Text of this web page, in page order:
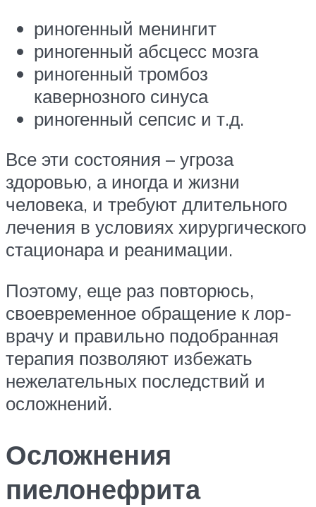
риногенный менингит
риногенный абсцесс мозга
риногенный тромбоз
кавернозного синуса
риногенный сепсис и т.д.
Все эти состояния – угроза
здоровью, а иногда и жизни
человека, и требуют длительного
лечения в условиях хирургического
стационара и реанимации.
Поэтому, еще раз повторюсь,
своевременное обращение к лор-
врачу и правильно подобранная
терапия позволяют избежать
нежелательных последствий и
осложнений.
Осложнения
пиелонефрита